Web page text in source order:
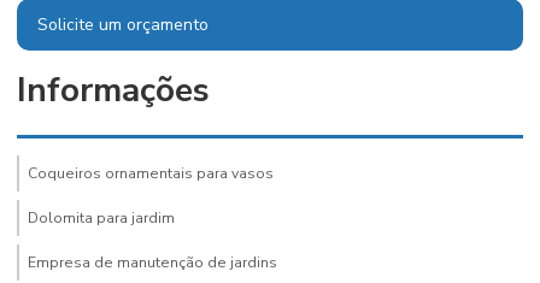
Solicite um orçamento
Informações
Coqueiros ornamentais para vasos
Dolomita para jardim
Empresa de manutenção de jardins